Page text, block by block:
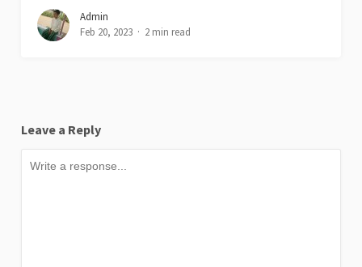
Admin
Feb 20, 2023
2 min read
Leave a Reply